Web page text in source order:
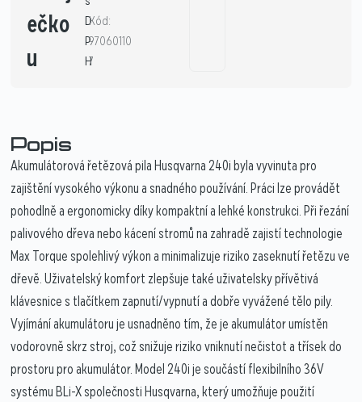
ečko
u
D
P
H
Kód:
97060110
7
Popis
Akumulátorová řetězová pila Husqvarna 240i byla vyvinuta pro
zajištění vysokého výkonu a snadného používání. Práci lze provádět
pohodlně a ergonomicky díky kompaktní a lehké konstrukci. Při řezání
palivového dřeva nebo kácení stromů na zahradě zajistí technologie
Max Torque spolehlivý výkon a minimalizuje riziko zaseknutí řetězu ve
dřevě. Uživatelský komfort zlepšuje také uživatelsky přívětivá
klávesnice s tlačítkem zapnutí/vypnutí a dobře vyvážené tělo pily.
Vyjímání akumulátoru je usnadněno tím, že je akumulátor umístěn
vodorovně skrz stroj, což snižuje riziko vniknutí nečistot a třísek do
prostoru pro akumulátor. Model 240i je součástí flexibilního 36V
systému BLi-X společnosti Husqvarna, který umožňuje použití